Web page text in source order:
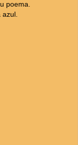
poema.